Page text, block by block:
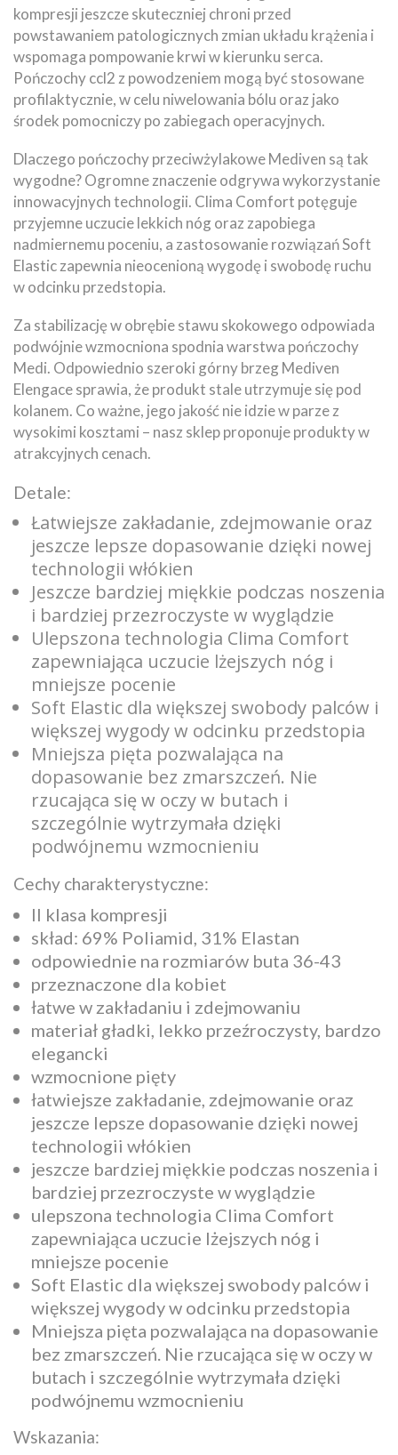
kompresji jeszcze skuteczniej chroni przed
powstawaniem patologicznych zmian układu krążenia i
wspomaga pompowanie krwi w kierunku serca.
Pończochy ccl2 z powodzeniem mogą być stosowane
profilaktycznie, w celu niwelowania bólu oraz jako
środek pomocniczy po zabiegach operacyjnych.
Dlaczego pończochy przeciwżylakowe Mediven są tak
wygodne? Ogromne znaczenie odgrywa wykorzystanie
innowacyjnych technologii. Clima Comfort potęguje
przyjemne uczucie lekkich nóg oraz zapobiega
nadmiernemu poceniu, a zastosowanie rozwiązań Soft
Elastic zapewnia nieocenioną wygodę i swobodę ruchu
w odcinku przedstopia.
Za stabilizację w obrębie stawu skokowego odpowiada
podwójnie wzmocniona spodnia warstwa pończochy
Medi. Odpowiednio szeroki górny brzeg Mediven
Elengace sprawia, że produkt stale utrzymuje się pod
kolanem. Co ważne, jego jakość nie idzie w parze z
wysokimi kosztami – nasz sklep proponuje produkty w
atrakcyjnych cenach.
Detale:
Łatwiejsze zakładanie, zdejmowanie oraz
jeszcze lepsze dopasowanie dzięki nowej
technologii włókien
Jeszcze bardziej miękkie podczas noszenia
i bardziej przezroczyste w wyglądzie
Ulepszona technologia Clima Comfort
zapewniająca uczucie lżejszych nóg i
mniejsze pocenie
Soft Elastic dla większej swobody palców i
większej wygody w odcinku przedstopia
Mniejsza pięta pozwalająca na
dopasowanie bez zmarszczeń. Nie
rzucająca się w oczy w butach i
szczególnie wytrzymała dzięki
podwójnemu wzmocnieniu
Cechy charakterystyczne:
II klasa kompresji
skład: 69% Poliamid, 31% Elastan
odpowiednie na rozmiarów buta 36-43
przeznaczone dla kobiet
łatwe w zakładaniu i zdejmowaniu
materiał gładki, lekko przeźroczysty, bardzo
elegancki
wzmocnione pięty
łatwiejsze zakładanie, zdejmowanie oraz
jeszcze lepsze dopasowanie dzięki nowej
technologii włókien
jeszcze bardziej miękkie podczas noszenia i
bardziej przezroczyste w wyglądzie
ulepszona technologia Clima Comfort
zapewniająca uczucie lżejszych nóg i
mniejsze pocenie
Soft Elastic dla większej swobody palców i
większej wygody w odcinku przedstopia
Mniejsza pięta pozwalająca na dopasowanie
bez zmarszczeń. Nie rzucająca się w oczy w
butach i szczególnie wytrzymała dzięki
podwójnemu wzmocnieniu
Wskazania: